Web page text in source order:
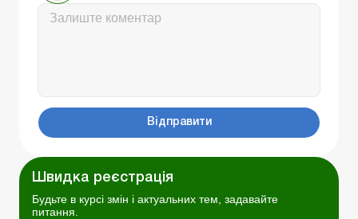
Відправити
Швидка реєстрація
Будьте в курсі змін і актуальних тем, задавайте
питання.